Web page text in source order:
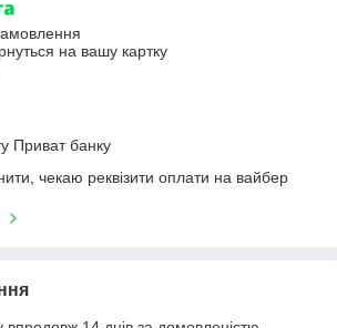
на вашу картку
Приват банку
чекаю реквізити оплати на вайбер